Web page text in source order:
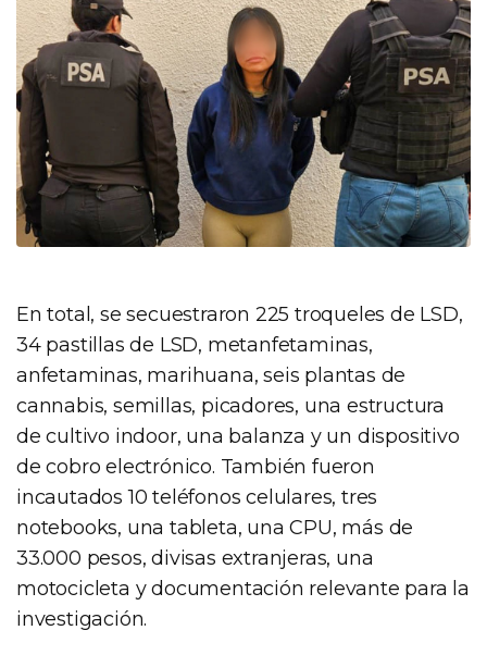
En total, se secuestraron 225 troqueles de LSD,
34 pastillas de LSD, metanfetaminas,
anfetaminas, marihuana, seis plantas de
cannabis, semillas, picadores, una estructura
de cultivo indoor, una balanza y un dispositivo
de cobro electrónico. También fueron
incautados 10 teléfonos celulares, tres
notebooks, una tableta, una CPU, más de
33.000 pesos, divisas extranjeras, una
motocicleta y documentación relevante para la
investigación.